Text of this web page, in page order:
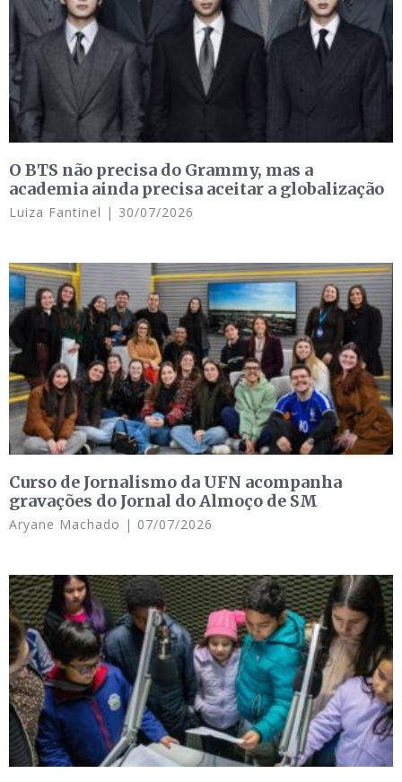
O BTS não precisa do Grammy, mas a
academia ainda precisa aceitar a globalização
Luiza Fantinel 30/07/2026
Curso de Jornalismo da UFN acompanha
gravações do Jornal do Almoço de SM
Aryane Machado 07/07/2026